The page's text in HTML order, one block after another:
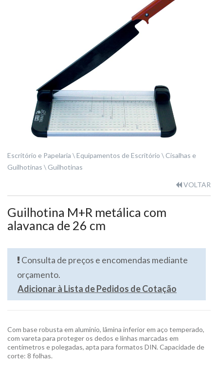
Escritório e Papelaria Equipamentos de Escritório
Cisalhas e
Guilhotinas
Guilhotinas
VOLTAR
Guilhotina M+R metálica com
alavanca de 26 cm
Consulta de preços e encomendas mediante
orçamento.
Adicionar à Lista de Pedidos de Cotação
Com base robusta em alumínio, lâmina inferior em aço temperado,
com vareta para proteger os dedos e linhas marcadas em
centímetros e polegadas, apta para formatos DIN. Capacidade de
corte: 8 folhas.